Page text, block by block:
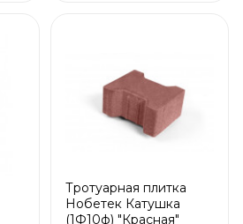
Тротуарная плитка
Нобетек Катушка
(1Ф10ф) "Красная"